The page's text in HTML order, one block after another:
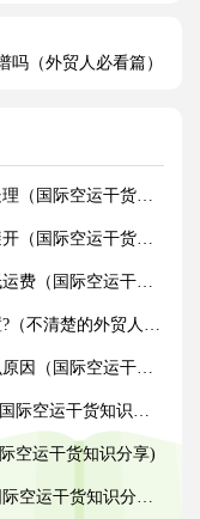
吗（外贸人必看篇）
空运干货知识分享）
空运干货知识分享）
空运干货知识分享）
楚的外贸人看过来）
空运干货知识分享）
运干货知识分享)
空运干货知识分享)
运干货知识分享）